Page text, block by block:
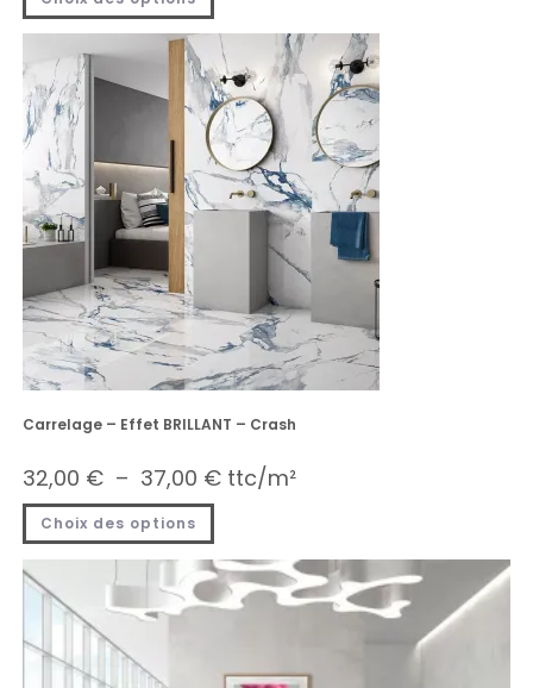
Carrelage – Effet BRILLANT – Crash
32,00 € – 37,00 € ttc/m²
Choix des options